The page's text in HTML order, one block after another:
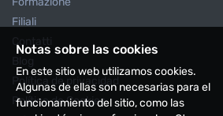
Filiali
Contatti
Política de privacidad
Política de Cookies
Notas sobre las cookies
En este sitio web utilizamos cookies.
Algunas de ellas son necesarias para el
funcionamiento del sitio, como las